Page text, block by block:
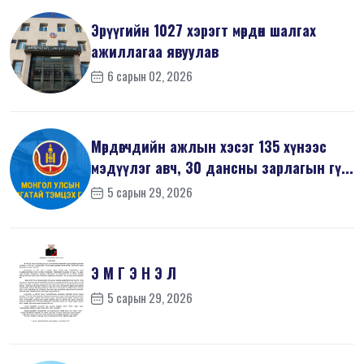
Эрүүгийн 1027 хэрэгт мөрдөн шалгах
ажиллагаа явуулав
6 сарын 02, 2026
Мөрдөгчдийн ажлын хэсэг 135 хүнээс
мэдүүлэг авч, 30 дансны зарлагын гү...
5 сарын 29, 2026
Э М Г Э Н Э Л
5 сарын 29, 2026